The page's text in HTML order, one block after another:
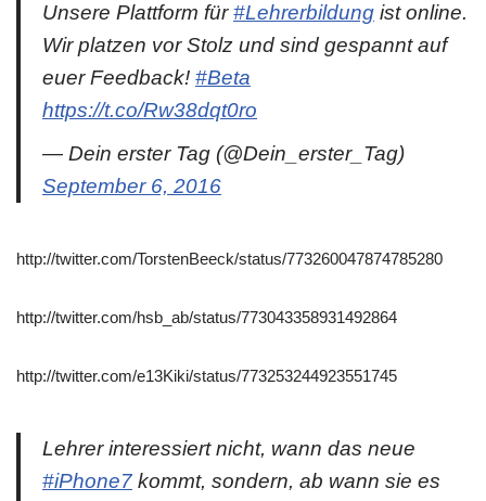
Unsere Plattform für#Lehrerbildung ist online.
Wir platzen vor Stolz und sind gespannt auf
euer Feedback! #Beta
https://t.co/Rw38dqt0ro
— Dein erster Tag (@Dein_erster_Tag)
September 6, 2016
http://twitter.com/TorstenBeeck/status/773260047874785280
http://twitter.com/hsb_ab/status/773043358931492864
http://twitter.com/e13Kiki/status/773253244923551745
Lehrer interessiert nicht, wann das neue
#iPhone7 kommt, sondern, ab wann sie es